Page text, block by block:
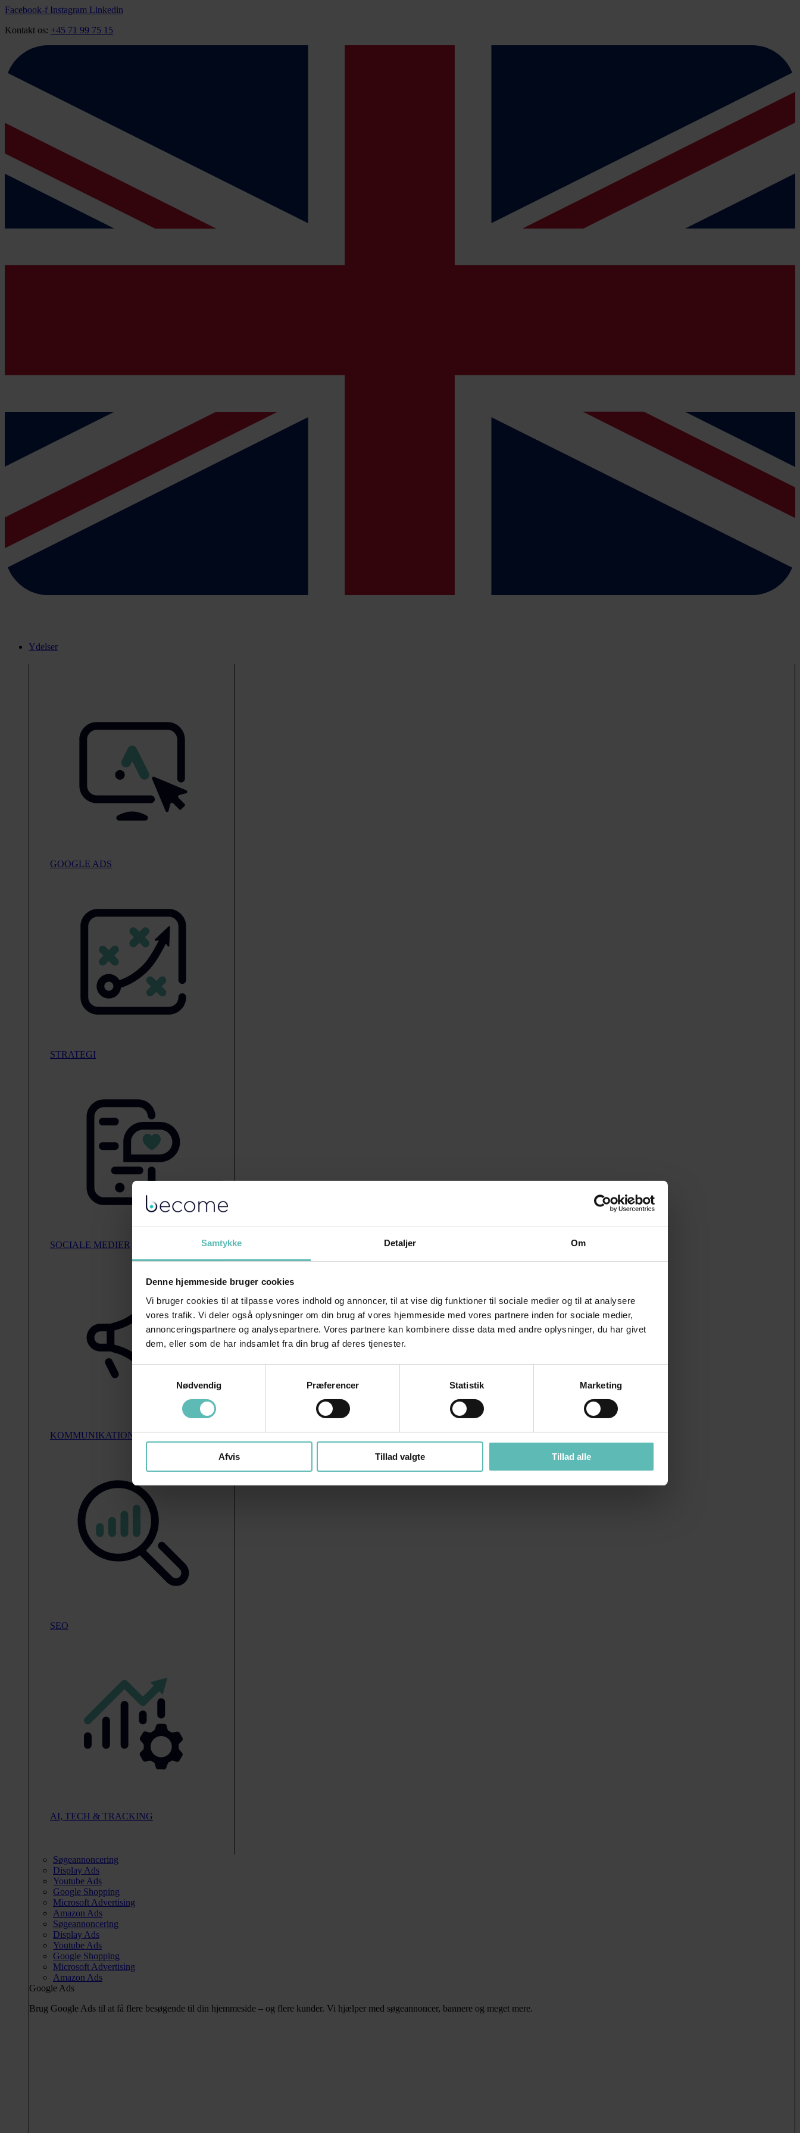
Samtykke Detaljer Om
Denne hjemmeside bruger cookies
Vi bruger cookies til at tilpasse vores indhold og annoncer, til at vise dig funktioner til sociale medier og til at analysere
vores trafik. Vi deler også oplysninger om din brug af vores hjemmeside med vores partnere inden for sociale medier,
annonceringspartnere og analysepartnere. Vores partnere kan kombinere disse data med andre oplysninger, du har givet
dem, eller som de har indsamlet fra din brug af deres tjenester.
Nødvendig
Præferencer Statistik Marketing
Afvis Tillad valgte Tillad alle
Videre
indhold
Facebook-f Instagram Linkedin
Kontakt os: +45 71 99 75 15
Ydelser
GOOGLE ADS
STRATEGI
SOCIALE MEDIER
KOMMUNIKATION
SEO
AI, TECH & TRACKING
Søgeannoncering
Display Ads
Youtube Ads
Google Shopping
Microsoft Advertising
Amazon Ads
Søgeannoncering
Display Ads
Youtube Ads
Google Shopping
Microsoft Advertising
Amazon Ads
Google Ads
Brug Google Ads til at få flere besøgende til din hjemmeside – og flere kunder. Vi hjælper med søgeannoncer, bannere og meget mere.